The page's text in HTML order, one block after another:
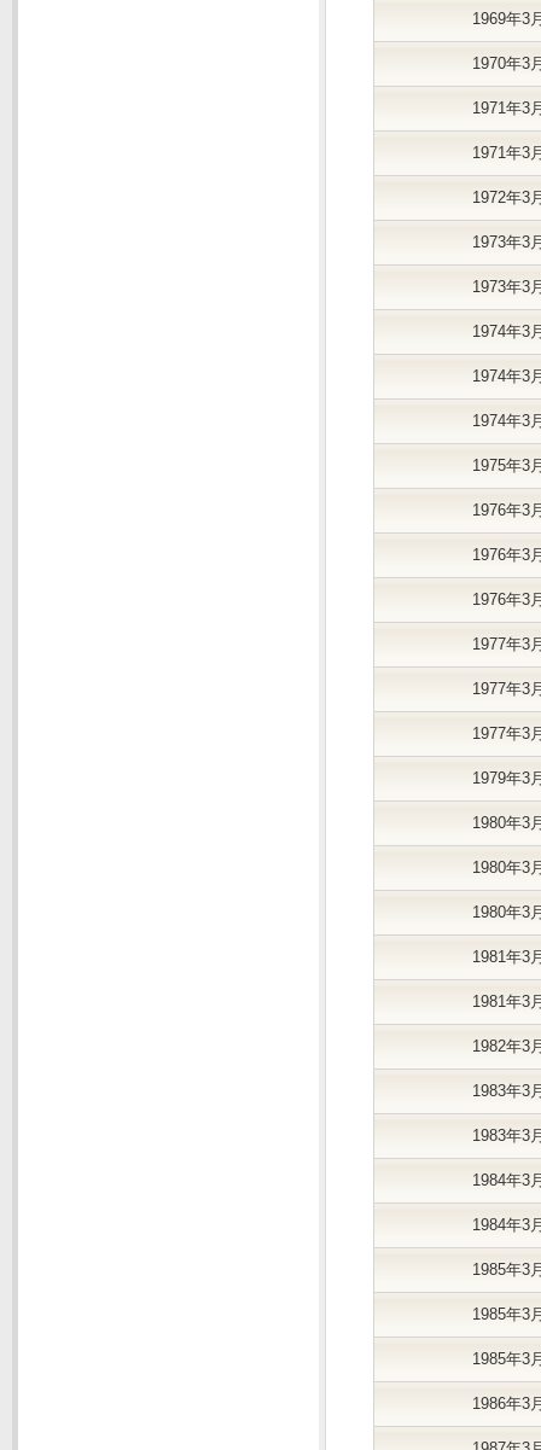
1969年3
1970年3
1971年3
1971年3
1972年3
1973年3
1973年3
1974年3
1974年3
1974年3
1975年3
1976年3
1976年3
1976年3
1977年3
1977年3
1977年3
1979年3
1980年3
1980年3
1980年3
1981年3
1981年3
1982年3
1983年3
1983年3
1984年3
1984年3
1985年3
1985年3
1985年3
1986年3